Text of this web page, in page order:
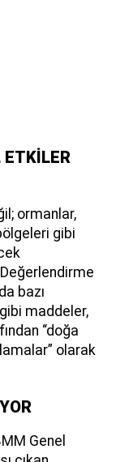
ETKİLER
ormanlar,
gibi
bazı
maddeler,
“doğa
olarak
Genel